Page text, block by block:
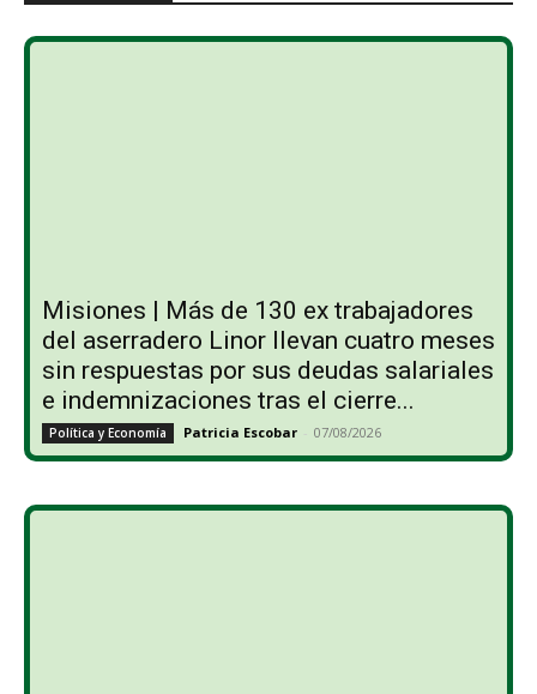
Misiones | Más de 130 ex trabajadores
del aserradero Linor llevan cuatro meses
sin respuestas por sus deudas salariales
e indemnizaciones tras el cierre...
Política y Economía Patricia Escobar - 07/08/2026